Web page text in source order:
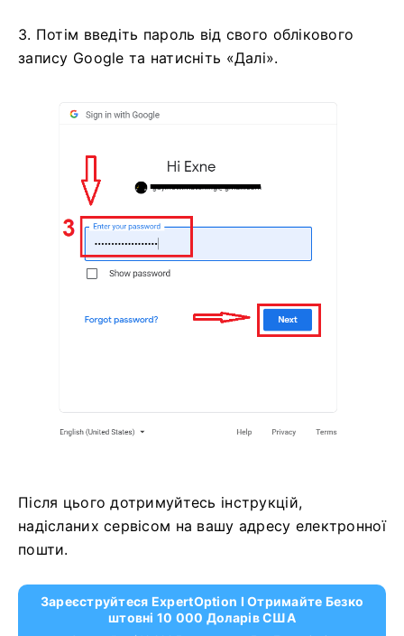
3. Потім введіть пароль від свого облікового
запису Google та натисніть «Далі».
Після цього дотримуйтесь інструкцій,
надісланих сервісом на вашу адресу електронної
пошти.
Зареєструйтеся ExpertOption І Отримайте Безко
Штовні 10 000 Доларів США